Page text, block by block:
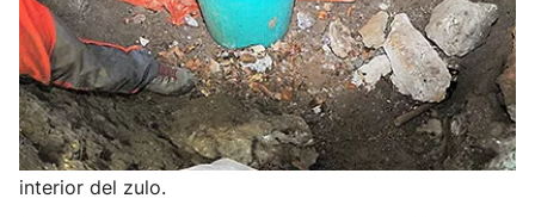
interior del zulo.